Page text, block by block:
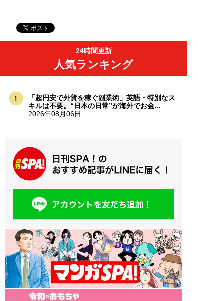
24時間更新
人気ランキング
「超円安で外貨を稼ぐ副業術」英語・特別なス
キルは不要。“日本の日常”が海外でお金...
2026年08月06日